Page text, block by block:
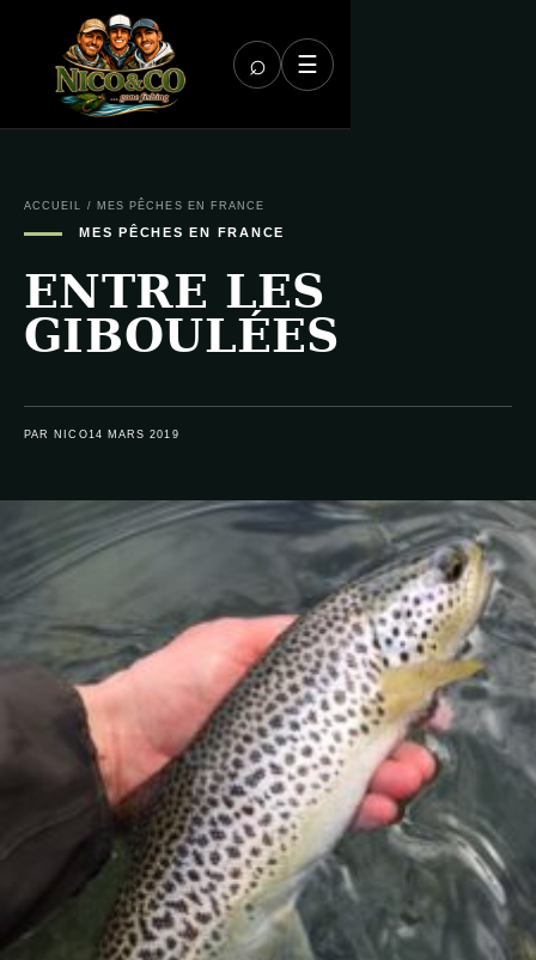
⌕ ☰
ACCUEIL / MES PÊCHES EN FRANCE
MES PÊCHES EN FRANCE
ENTRE LES
GIBOULÉES
PAR NICO14 MARS 2019